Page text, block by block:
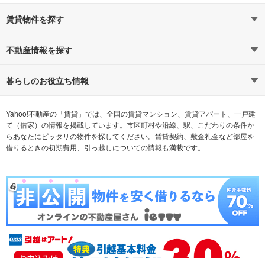
賃貸物件を探す
路線・駅から探す
通勤時間から探す
不動産会社から探す 希望の条件から探す
テーマから探す ランキングから探す
不動産情報を探す
不動産・住宅
新築マンション 中古マンション
新築一戸建て 中古一戸建て
注文住宅 土地
売却査定
暮らしのお役立ち情報
マンションカタログ 教えて！住まいの先生
Yahoo!不動産の「賃貸」では、全国の賃貸マンション、賃貸アパート、一戸建
て（借家）の情報を掲載しています。市区町村や沿線、駅、こだわりの条件か
らあなたにピッタリの物件を探してください。賃貸契約、敷金礼金など部屋を
借りるときの初期費用、引っ越しについての情報も満載です。